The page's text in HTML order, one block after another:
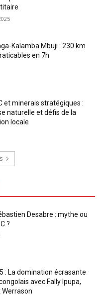
Kalamba Mbuji : 230 km
en 7h
et minerais stratégiques :
naturelle et défis de la
locale
Desabre : mythe ou
?
: La domination écrasante
avec Fally Ipupa,
Werrason